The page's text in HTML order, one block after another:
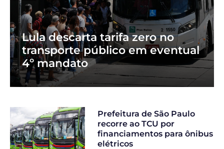
Lula descarta tarifa zero no
transporte público em eventual
4º mandato
Prefeitura de São Paulo
recorre ao TCU por
financiamentos para ônibus
elétricos